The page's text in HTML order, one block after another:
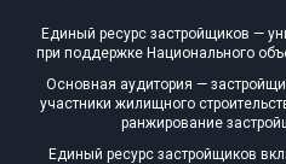
Многоквартирных домов
Квартир, апартаментов,
блоков в БД
Единый ресурс застройщиков —
при поддержке Национального
Основная аудитория —
участники жилищного
ранжирование
Единый ресурс застройщиков